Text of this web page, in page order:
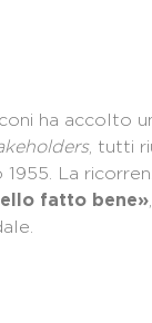
ha accolto
, tutti
La
fatto bene»